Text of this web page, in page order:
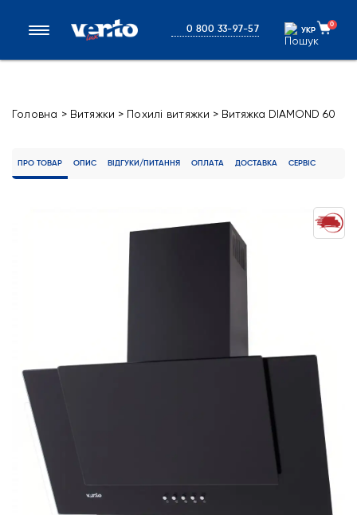
0 800 33-97-57 УКР
УКР
0
Головна > Витяжки > Похилі витяжки > Витяжка DIAMOND 60
ПРО ТОВАР ОПИС ВІДГУКИ/ПИТАННЯ ОПЛАТА ДОСТАВКА СЕРВІС